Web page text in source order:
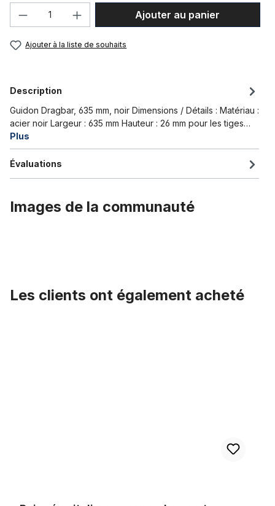
Quantité de produit : Entrez la
Ajouter au panier
Ajouter à la liste de souhaits
Description
Guidon Dragbar, 635 mm, noir Dimensions / Détails : Matériau :
acier noir Largeur : 635 mm Hauteur : 26 mm pour les tiges…
Plus
Évaluations
Images de la communauté
Les clients ont également acheté